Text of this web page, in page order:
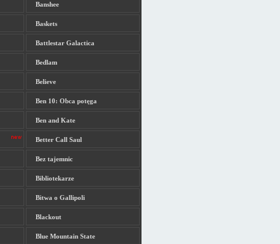
Banshee
Baskets
Battlestar Galactica
Bedlam
Believe
Ben 10: Obca potęga
Ben and Kate
Better Call Saul
Bez tajemnic
Bibliotekarze
Bitwa o Gallipoli
Blackout
Blue Mountain State